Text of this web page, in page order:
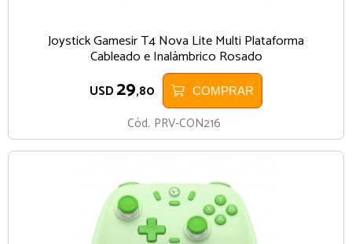
Joystick Gamesir T4 Nova Lite Multi Plataforma
Cableado e Inalámbrico Rosado
USD 29,80 COMPRAR
Cód. PRV-CON216